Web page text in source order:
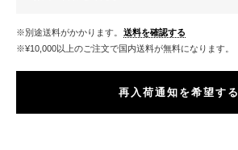
※別途送料がかかります。 送料を確認する
※¥10,000以上のご注文で国内送料が無料になります。
再入荷通知を希望する